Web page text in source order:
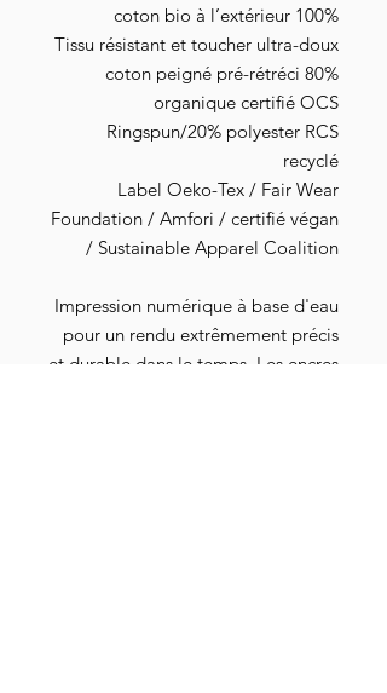
100% coton bio à l’extérieur
Tissu résistant et toucher ultra-doux
80% coton peigné pré-rétréci
organique certifié OCS
Ringspun/20% polyester RCS
recyclé
Label Oeko-Tex / Fair Wear
Foundation / Amfori / certifié végan
/ Sustainable Apparel Coalition
Impression numérique à base d'eau
pour un rendu extrêmement précis
et durable dans le temps. Les encres